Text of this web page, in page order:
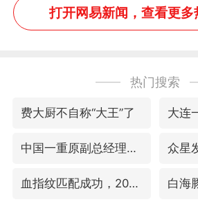
打开网易新闻，查看更多
热门搜索
费大厨不自称“大王”了
中国一重原副总经理陆文俊获刑15年 众星
血指纹匹配成功，20年悬案告破！凶手被执行死刑